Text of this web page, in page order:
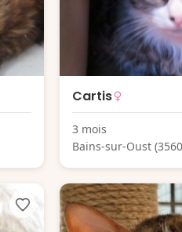
Cartis
3 mois
Bains-sur-Oust